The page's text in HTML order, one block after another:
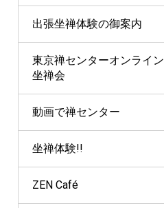
出張坐禅体験の御案内
東京禅センターオンライン
坐禅会
動画で禅センター
坐禅体験!!
ZEN Café